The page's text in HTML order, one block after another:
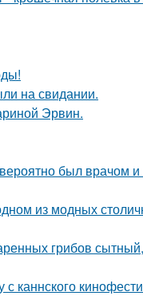
на свидании.
Эрвин.
был врачом и
из модных
грибов
каннского